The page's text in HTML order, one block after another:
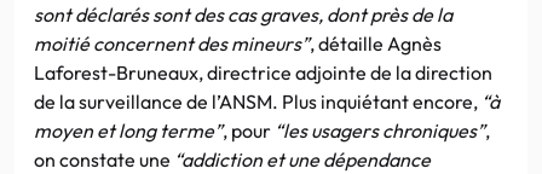
sont déclarés sont des cas graves, dont près de la
moitié concernent des mineurs”, détaille Agnès
Laforest-Bruneaux, directrice adjointe de la direction
de la surveillance de l’ANSM. Plus inquiétant encore, “à
moyen et long terme”, pour “les usagers chroniques”,
on constate une “addiction et une dépendance